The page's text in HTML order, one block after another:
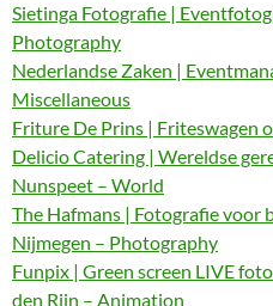
Sietinga Fotografie |
Photography
Nederlandse Zaken |
Miscellaneous
Friture De Prins | Friteswagen
Delicio Catering | Wereldse
Nunspeet – World
The Hafmans | Fotografie voor
Nijmegen – Photography
Funpix | Green screen LIVE
den Rijn – Animation